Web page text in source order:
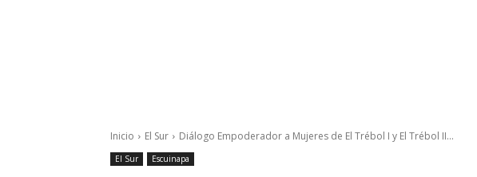
Inicio El Sur Diálogo Empoderador a Mujeres de El Trébol I y El Trébol II...
El Sur Escuinapa